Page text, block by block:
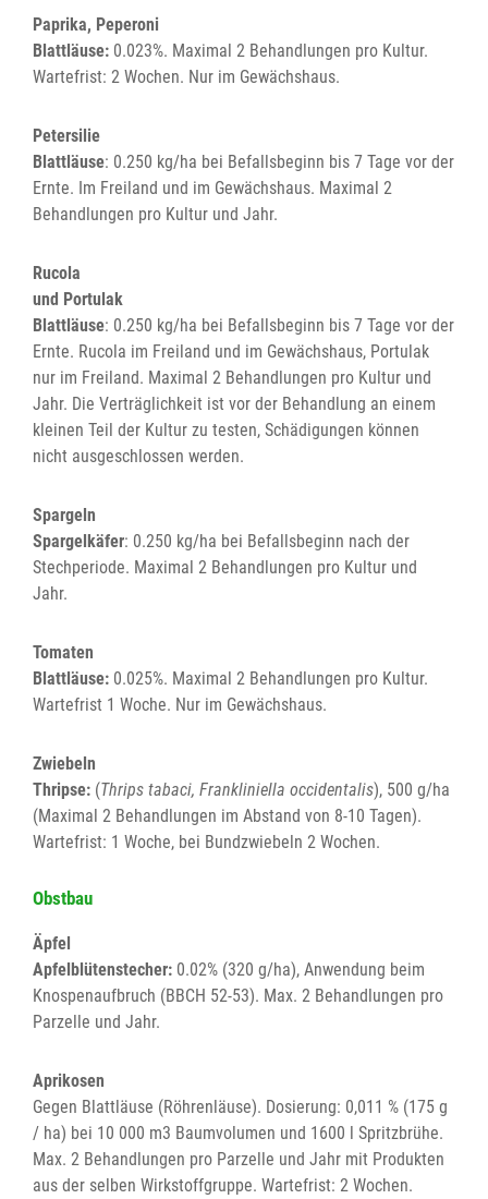
Paprika, Peperoni
Blattläuse: 0.023%. Maximal 2 Behandlungen pro Kultur.
Wartefrist: 2 Wochen. Nur im Gewächshaus.
Petersilie
Blattläuse: 0.250 kg/ha bei Befallsbeginn bis 7 Tage vor der
Ernte. Im Freiland und im Gewächshaus. Maximal 2
Behandlungen pro Kultur und Jahr.
Rucola
und Portulak
Blattläuse: 0.250 kg/ha bei Befallsbeginn bis 7 Tage vor der
Ernte. Rucola im Freiland und im Gewächshaus, Portulak
nur im Freiland. Maximal 2 Behandlungen pro Kultur und
Jahr. Die Verträglichkeit ist vor der Behandlung an einem
kleinen Teil der Kultur zu testen, Schädigungen können
nicht ausgeschlossen werden.
Spargeln
Spargelkäfer: 0.250 kg/ha bei Befallsbeginn nach der
Stechperiode. Maximal 2 Behandlungen pro Kultur und
Jahr.
Tomaten
Blattläuse: 0.025%. Maximal 2 Behandlungen pro Kultur.
Wartefrist 1 Woche. Nur im Gewächshaus.
Zwiebeln
Thripse: (Thrips tabaci, Frankliniella occidentalis), 500 g/ha
(Maximal 2 Behandlungen im Abstand von 8-10 Tagen).
Wartefrist: 1 Woche, bei Bundzwiebeln 2 Wochen.
Obstbau
Äpfel
Apfelblütenstecher: 0.02% (320 g/ha), Anwendung beim
Knospenaufbruch (BBCH 52-53). Max. 2 Behandlungen pro
Parzelle und Jahr.
Aprikosen
Gegen Blattläuse (Röhrenläuse). Dosierung: 0,011 % (175 g
/ ha) bei 10 000 m3 Baumvolumen und 1600 l Spritzbrühe.
Max. 2 Behandlungen pro Parzelle und Jahr mit Produkten
aus der selben Wirkstoffgruppe. Wartefrist: 2 Wochen.